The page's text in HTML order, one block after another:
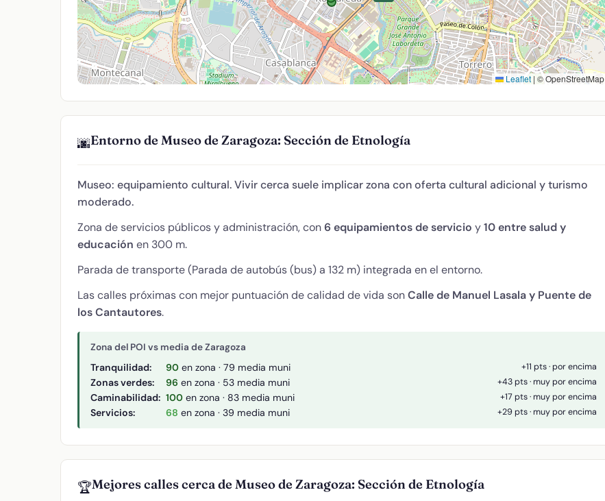
Leaflet | © OpenStreetMap
🌆Entorno de Museo de Zaragoza: Sección de Etnología
Museo: equipamiento cultural. Vivir cerca suele implicar zona con oferta cultural adicional y turismo
moderado.
Zona de servicios públicos y administración, con6 equipamientos de servicio y10 entre salud y
educación en 300 m.
Parada de transporte (Parada de autobús (bus) a 132 m) integrada en el entorno.
Las calles próximas con mejor puntuación de calidad de vida sonCalle de Manuel Lasala y Puente de
los Cantautores.
Zona del POI vs media de Zaragoza
Tranquilidad: 90 en zona · 79 media muni +11 pts · por encima
Zonas verdes: 96 en zona · 53 media muni +43 pts · muy por encima
Caminabilidad: 100 en zona · 83 media muni +17 pts · muy por encima
Servicios: 68 en zona · 39 media muni +29 pts · muy por encima
🏆Mejores calles cerca de Museo de Zaragoza: Sección de Etnología